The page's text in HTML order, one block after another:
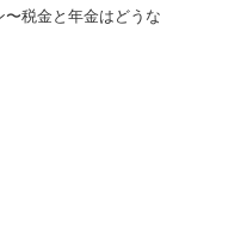
〜税金と年金はどうな